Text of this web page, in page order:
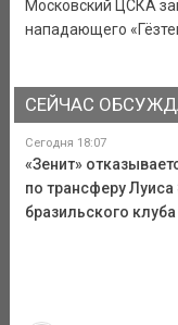
Московский ЦСКА
нападающего
СЕЙЧАС
Сегодня 18:07
«Зенит»
по трансферу
бразильского